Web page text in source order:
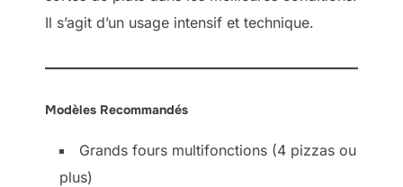
Il s’agit d’un usage intensif et technique.
Modèles Recommandés
Grands fours multifonctions (4 pizzas ou
plus)